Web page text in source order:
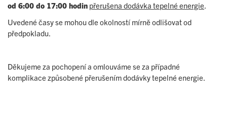
od 6:00 do 17:00 hodin přerušena dodávka tepelné energie.
Uvedené časy se mohou dle okolností mírně odlišovat od
předpokladu.
Děkujeme za pochopení a omlouváme se za případné
komplikace způsobené přerušením dodávky tepelné energie.